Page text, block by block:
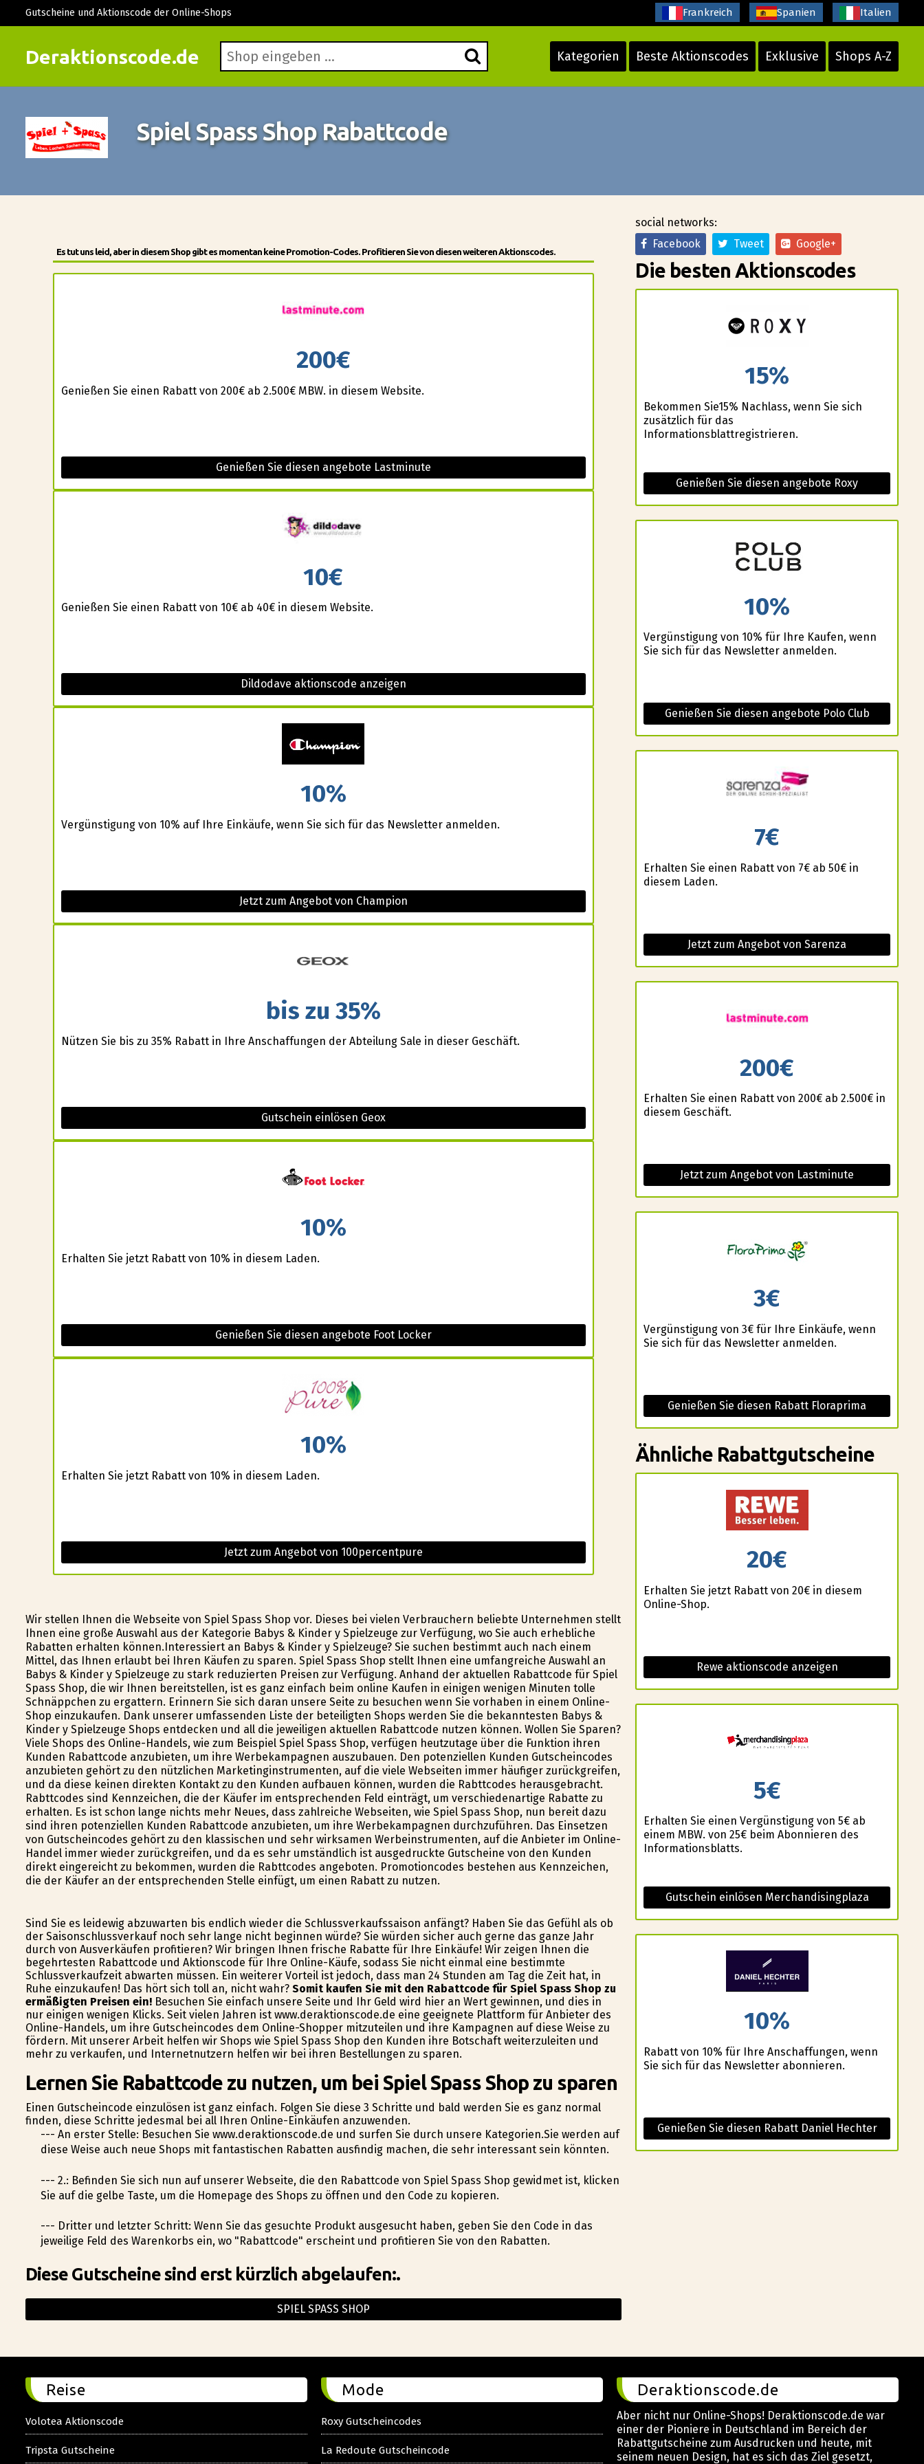
Deraktionscode.de Kategorien Beste Aktionscodes Exklusive Shops A-Z
Gutscheine und Aktionscode der Online-Shops Frankreich Spanien Italien
Spiel Spass Shop Rabattcode
Es tut uns leid, aber in diesem Shop gibt es momentan keine Promotion-Codes. Profitieren Sie von diesen weiteren Aktionscodes.
200€
Genießen Sie einen Rabatt von 200€ ab 2.500€ MBW. in diesem Website.
Genießen Sie diesen angebote Lastminute
10€
Genießen Sie einen Rabatt von 10€ ab 40€ in diesem Website.
Dildodave aktionscode anzeigen
10%
Vergünstigung von 10% auf Ihre Einkäufe, wenn Sie sich für das Newsletter anmelden.
Jetzt zum Angebot von Champion
bis zu 35%
Nützen Sie bis zu 35% Rabatt in Ihre Anschaffungen der Abteilung Sale in dieser Geschäft.
Gutschein einlösen Geox
10%
Erhalten Sie jetzt Rabatt von 10% in diesem Laden.
Genießen Sie diesen angebote Foot Locker
10%
Erhalten Sie jetzt Rabatt von 10% in diesem Laden.
Jetzt zum Angebot von 100percentpure
Wir stellen Ihnen die Webseite von Spiel Spass Shop vor. Dieses bei vielen Verbrauchern beliebte Unternehmen stellt
Ihnen eine große Auswahl aus der Kategorie Babys & Kinder y Spielzeuge zur Verfügung, wo Sie auch erhebliche
Rabatten erhalten können.Interessiert an Babys & Kinder y Spielzeuge? Sie suchen bestimmt auch nach einem
Mittel, das Ihnen erlaubt bei Ihren Käufen zu sparen. Spiel Spass Shop stellt Ihnen eine umfangreiche Auswahl an
Babys & Kinder y Spielzeuge zu stark reduzierten Preisen zur Verfügung. Anhand der aktuellen Rabattcode für Spiel
Spass Shop, die wir Ihnen bereitstellen, ist es ganz einfach beim online Kaufen in einigen wenigen Minuten tolle
Schnäppchen zu ergattern. Erinnern Sie sich daran unsere Seite zu besuchen wenn Sie vorhaben in einem Online-
Shop einzukaufen. Dank unserer umfassenden Liste der beteiligten Shops werden Sie die bekanntesten Babys &
Kinder y Spielzeuge Shops entdecken und all die jeweiligen aktuellen Rabattcode nutzen können. Wollen Sie Sparen?
Viele Shops des Online-Handels, wie zum Beispiel Spiel Spass Shop, verfügen heutzutage über die Funktion ihren
Kunden Rabattcode anzubieten, um ihre Werbekampagnen auszubauen. Den potenziellen Kunden Gutscheincodes
anzubieten gehört zu den nützlichen Marketinginstrumenten, auf die viele Webseiten immer häufiger zurückgreifen,
und da diese keinen direkten Kontakt zu den Kunden aufbauen können, wurden die Rabttcodes herausgebracht.
Rabttcodes sind Kennzeichen, die der Käufer im entsprechenden Feld einträgt, um verschiedenartige Rabatte zu
erhalten. Es ist schon lange nichts mehr Neues, dass zahlreiche Webseiten, wie Spiel Spass Shop, nun bereit dazu
sind ihren potenziellen Kunden Rabattcode anzubieten, um ihre Werbekampagnen durchzuführen. Das Einsetzen
von Gutscheincodes gehört zu den klassischen und sehr wirksamen Werbeinstrumenten, auf die Anbieter im Online-
Handel immer wieder zurückgreifen, und da es sehr umständlich ist ausgedruckte Gutscheine von den Kunden
direkt eingereicht zu bekommen, wurden die Rabttcodes angeboten. Promotioncodes bestehen aus Kennzeichen,
die der Käufer an der entsprechenden Stelle einfügt, um einen Rabatt zu nutzen.
Sind Sie es leidewig abzuwarten bis endlich wieder die Schlussverkaufssaison anfängt? Haben Sie das Gefühl als ob
der Saisonschlussverkauf noch sehr lange nicht beginnen würde? Sie würden sicher auch gerne das ganze Jahr
durch von Ausverkäufen profitieren? Wir bringen Ihnen frische Rabatte für Ihre Einkäufe! Wir zeigen Ihnen die
begehrtesten Rabattcode und Aktionscode für Ihre Online-Käufe, sodass Sie nicht einmal eine bestimmte
Schlussverkaufzeit abwarten müssen. Ein weiterer Vorteil ist jedoch, dass man 24 Stunden am Tag die Zeit hat, in
Ruhe einzukaufen! Das hört sich toll an, nicht wahr? Somit kaufen Sie mit den Rabattcode für Spiel Spass Shop zu
ermäßigten Preisen ein!Besuchen Sie einfach unsere Seite und Ihr Geld wird hier an Wert gewinnen, und dies in
nur einigen wenigen Klicks. Seit vielen Jahren ist www.deraktionscode.de eine geeignete Plattform für Anbieter des
Online-Handels, um ihre Gutscheincodes dem Online-Shopper mitzuteilen und ihre Kampagnen auf diese Weise zu
fördern. Mit unserer Arbeit helfen wir Shops wie Spiel Spass Shop den Kunden ihre Botschaft weiterzuleiten und
mehr zu verkaufen, und Internetnutzern helfen wir bei ihren Bestellungen zu sparen.
Lernen Sie Rabattcode zu nutzen, um bei Spiel Spass Shop zu sparen
Einen Gutscheincode einzulösen ist ganz einfach. Folgen Sie diese 3 Schritte und bald werden Sie es ganz normal
finden, diese Schritte jedesmal bei all Ihren Online-Einkäufen anzuwenden.
--- An erster Stelle: Besuchen Sie www.deraktionscode.de und surfen Sie durch unsere Kategorien.Sie werden auf
diese Weise auch neue Shops mit fantastischen Rabatten ausfindig machen, die sehr interessant sein könnten.
--- 2.: Befinden Sie sich nun auf unserer Webseite, die den Rabattcode von Spiel Spass Shop gewidmet ist, klicken
Sie auf die gelbe Taste, um die Homepage des Shops zu öffnen und den Code zu kopieren.
--- Dritter und letzter Schritt: Wenn Sie das gesuchte Produkt ausgesucht haben, geben Sie den Code in das
jeweilige Feld des Warenkorbs ein, wo "Rabattcode" erscheint und profitieren Sie von den Rabatten.
Diese Gutscheine sind erst kürzlich abgelaufen:.
SPIEL SPASS SHOP
social networks:
Facebook
Tweet Google+
Die besten Aktionscodes
15%
Bekommen Sie15% Nachlass, wenn Sie sich
zusätzlich für das
Informationsblattregistrieren.
Genießen Sie diesen angebote Roxy
10%
Vergünstigung von 10% für Ihre Kaufen, wenn
Sie sich für das Newsletter anmelden.
Genießen Sie diesen angebote Polo Club
7€
Erhalten Sie einen Rabatt von 7€ ab 50€ in
diesem Laden.
Jetzt zum Angebot von Sarenza
200€
Erhalten Sie einen Rabatt von 200€ ab 2.500€ in
diesem Geschäft.
Jetzt zum Angebot von Lastminute
3€
Vergünstigung von 3€ für Ihre Einkäufe, wenn
Sie sich für das Newsletter anmelden.
Genießen Sie diesen Rabatt Floraprima
Ähnliche Rabattgutscheine
20€
Erhalten Sie jetzt Rabatt von 20€ in diesem
Online-Shop.
Rewe aktionscode anzeigen
5€
Erhalten Sie einen Vergünstigung von 5€ ab
einem MBW. von 25€ beim Abonnieren des
Informationsblatts.
Gutschein einlösen Merchandisingplaza
10%
Rabatt von 10% für Ihre Anschaffungen, wenn
Sie sich für das Newsletter abonnieren.
Genießen Sie diesen Rabatt Daniel Hechter
Reise
Volotea Aktionscode
Tripsta Gutscheine
Mode
Roxy Gutscheincodes
La Redoute Gutscheincode
Deraktionscode.de
Aber nicht nur Online-Shops! Deraktionscode.de war
einer der Pioniere in Deutschland im Bereich der
Rabattgutscheine zum Ausdrucken und heute, mit
seinem neuen Design, hat es sich das Ziel gesetzt,